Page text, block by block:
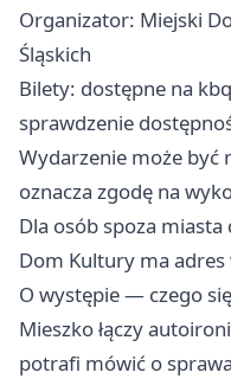
Organizator: Miejski
Śląskich
Bilety: dostępne na
sprawdzenie
Wydarzenie może
oznacza zgodę na
Dla osób spoza
Dom Kultury ma
O występie — czego
Mieszko łączy
potrafi mówić o